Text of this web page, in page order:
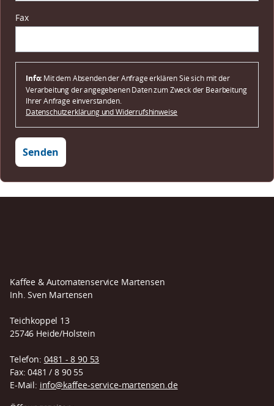
Fax
Info: Mit dem Absenden der Anfrage erklären Sie sich mit der
Verarbeitung der angegebenen Daten zum Zweck der Bearbeitung
Ihrer Anfrage einverstanden.
Datenschutzerklärung und Widerrufshinweise
Senden
Kaffee & Automatenservice Martensen
Inh. Sven Martensen
Teichkoppel 13
25746 Heide/Holstein
Telefon: 0481 - 8 90 53
Fax: 0481 / 8 90 55
E-Mail: info@kaffee-service-martensen.de